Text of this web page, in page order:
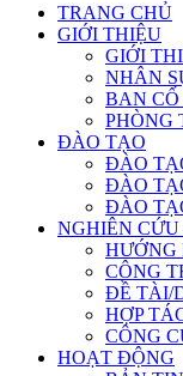
TRANG CHỦ
GIỚI THIỆU
GIỚI
NHÂN
BAN
PHÒNG
ĐÀO TẠO
ĐÀO
ĐÀO
ĐÀO
NGHIÊN CỨU
HƯỚNG
CÔNG
ĐỀ TÀI/
HỢP
CÔNG
HOẠT ĐỘNG